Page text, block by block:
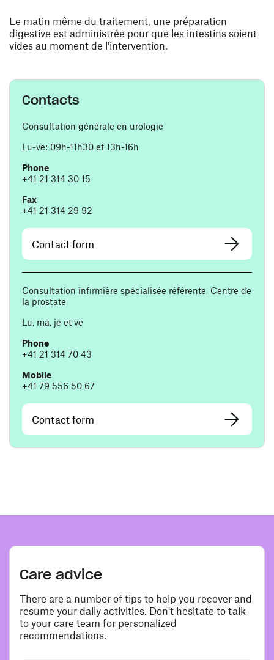
Le matin même du traitement, une préparation
digestive est administrée pour que les intestins soient
vides au moment de l'intervention.
Contacts
Consultation générale en urologie
Lu-ve: 09h-11h30 et 13h-16h
Phone
+41 21 314 30 15
Fax
+41 21 314 29 92
Contact form
Consultation infirmière spécialisée référente, Centre de
la prostate
Lu, ma, je et ve
Phone
+41 21 314 70 43
Mobile
+41 79 556 50 67
Contact form
Care advice
There are a number of tips to help you recover and
resume your daily activities. Don't hesitate to talk
to your care team for personalized
recommendations.